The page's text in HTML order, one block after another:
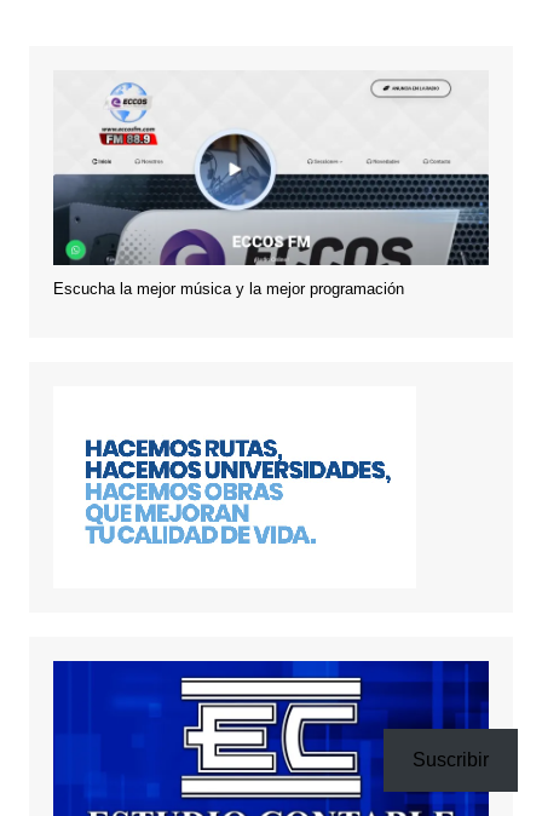
Escucha la mejor música y la mejor programación
Suscribir